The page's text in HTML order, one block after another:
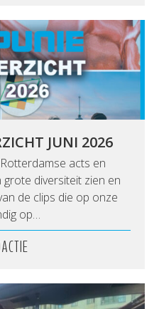
JUNI 2026
acts en
diversiteit zien en
de clips die op onze
op…